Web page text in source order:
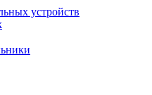
устройств